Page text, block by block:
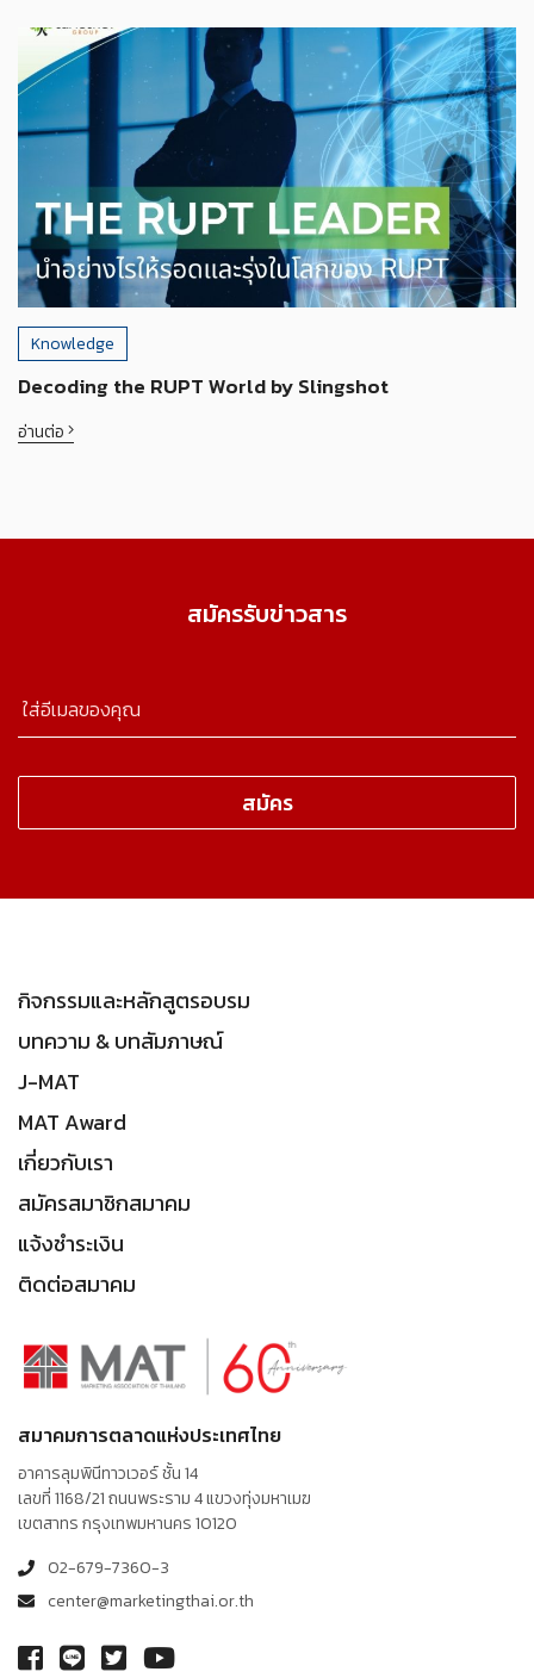
Knowledge
Decoding the RUPT World by Slingshot
อ่านต่อ
สมัครรับข่าวสาร
กิจกรรมและหลักสูตรอบรม
บทความ & บทสัมภาษณ์
J-MAT
MAT Award
เกี่ยวกับเรา
สมัครสมาชิกสมาคม
แจ้งชำระเงิน
ติดต่อสมาคม
สมาคมการตลาดแห่งประเทศไทย
อาคารลุมพินีทาวเวอร์ ชั้น 14
เลขที่ 1168/21 ถนนพระราม 4 แขวงทุ่งมหาเมฆ
เขตสาทร กรุงเทพมหานคร 10120
02-679-7360-3
center@marketingthai.or.th